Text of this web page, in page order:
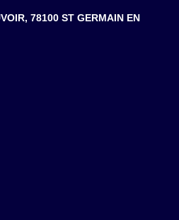
78100 ST GERMAIN EN